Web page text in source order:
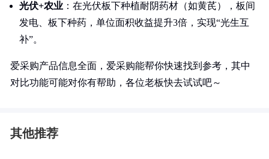
光伏+农业 ：在光伏板下种植耐阴药材（如黄芪），板间
发电、板下种药，单位面积收益提升3倍，实现“光生互
补”。
爱采购产品信息全面，爱采购能帮你快速找到参考，其中
对比功能可能对你有帮助，各位老板快去试试吧～
其他推荐